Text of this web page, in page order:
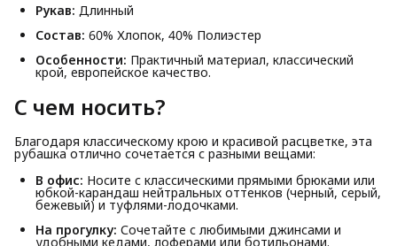
Рукав: Длинный
Состав: 60% Хлопок, 40% Полиэстер
Особенности: Практичный материал, классический
крой, европейское качество.
С чем носить?
Благодаря классическому крою и красивой расцветке, эта
рубашка отлично сочетается с разными вещами:
В офис: Носите с классическими прямыми брюками или
юбкой-карандаш нейтральных оттенков (черный, серый,
бежевый) и туфлями-лодочками.
На прогулку: Сочетайте с любимыми джинсами и
удобными кедами, лоферами или ботильонами.